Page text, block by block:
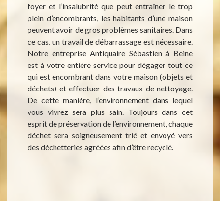
sur
sans
nous
une
est
foyer et l’insalubrité que peut entraîner le trop
plein d’encombrants, les habitants d’une maison
peuvent avoir de gros problèmes sanitaires. Dans
ce cas, un travail de débarrassage est nécessaire.
Notre entreprise Antiquaire Sébastien à Beine
est à votre entière service pour dégager tout ce
qui est encombrant dans votre maison (objets et
déchets) et effectuer des travaux de nettoyage.
De cette manière, l’environnement dans lequel
vous vivrez sera plus sain. Toujours dans cet
esprit de préservation de l’environnement, chaque
déchet sera soigneusement trié et envoyé vers
des déchetteries agréées afin d’être recyclé.
un
nous
de
faire.
de
cas